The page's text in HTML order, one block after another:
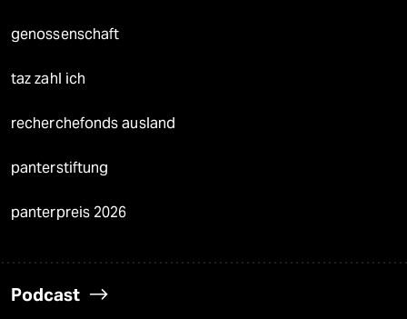
genossenschaft
taz zahl ich
recherchefonds ausland
panterstiftung
panterpreis 2026
Podcast